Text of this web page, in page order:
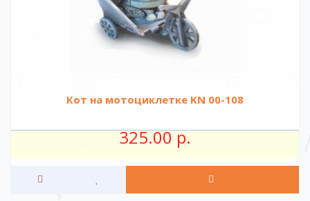
Кот на мотоциклетке KN 00-108
325.00 р.